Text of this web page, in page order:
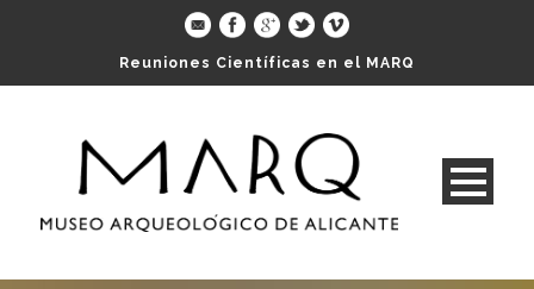
Reuniones Científicas en el MARQ